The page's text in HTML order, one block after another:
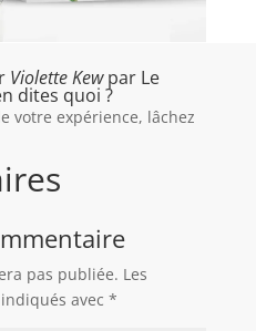
Violette Kewpar Le
dites quoi ?
votre expérience, lâchez
pas publiée. Les
avec *